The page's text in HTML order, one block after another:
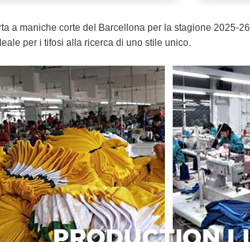
a maniche corte del Barcellona per la stagione 2025-
per i tifosi alla ricerca di uno stile unico.